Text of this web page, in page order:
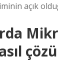
açık